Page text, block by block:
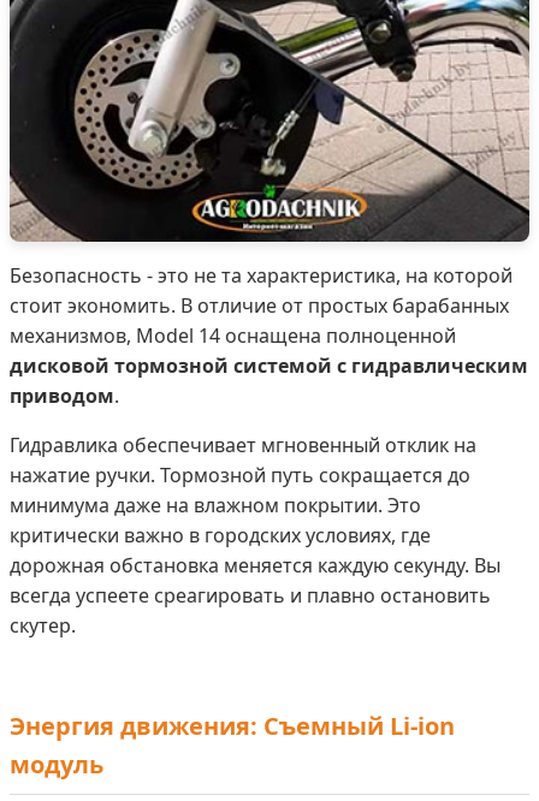
Безопасность - это не та характеристика, на которой
стоит экономить. В отличие от простых барабанных
механизмов, Model 14 оснащена полноценной
дисковой тормозной системой с гидравлическим
приводом.
Гидравлика обеспечивает мгновенный отклик на
нажатие ручки. Тормозной путь сокращается до
минимума даже на влажном покрытии. Это
критически важно в городских условиях, где
дорожная обстановка меняется каждую секунду. Вы
всегда успеете среагировать и плавно остановить
скутер.
Энергия движения: Съемный Li-ion
модуль